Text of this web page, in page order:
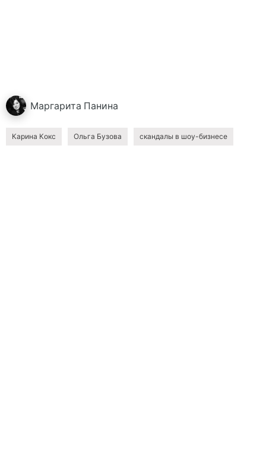
Маргарита Панина
Карина Кокс Ольга Бузова скандалы в шоу-бизнесе